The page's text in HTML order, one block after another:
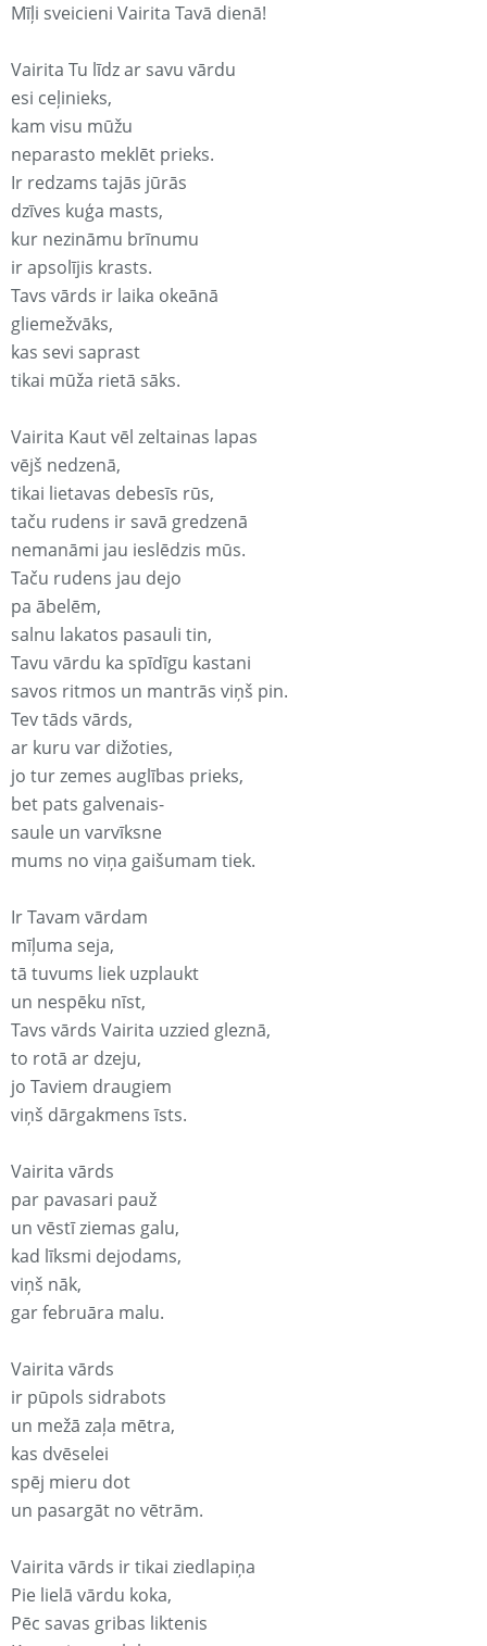
Mīļi sveicieni Vairita Tavā dienā!
Vairita Tu līdz ar savu vārdu
esi ceļinieks,
kam visu mūžu
neparasto meklēt prieks.
Ir redzams tajās jūrās
dzīves kuģa masts,
kur nezināmu brīnumu
ir apsolījis krasts.
Tavs vārds ir laika okeānā
gliemežvāks,
kas sevi saprast
tikai mūža rietā sāks.
Vairita Kaut vēl zeltainas lapas
vējš nedzenā,
tikai lietavas debesīs rūs,
taču rudens ir savā gredzenā
nemanāmi jau ieslēdzis mūs.
Taču rudens jau dejo
pa ābelēm,
salnu lakatos pasauli tin,
Tavu vārdu ka spīdīgu kastani
savos ritmos un mantrās viņš pin.
Tev tāds vārds,
ar kuru var dižoties,
jo tur zemes auglības prieks,
bet pats galvenais-
saule un varvīksne
mums no viņa gaišumam tiek.
Ir Tavam vārdam
mīļuma seja,
tā tuvums liek uzplaukt
un nespēku nīst,
Tavs vārds Vairita uzzied gleznā,
to rotā ar dzeju,
jo Taviem draugiem
viņš dārgakmens īsts.
Vairita vārds
par pavasari pauž
un vēstī ziemas galu,
kad līksmi dejodams,
viņš nāk,
gar februāra malu.
Vairita vārds
ir pūpols sidrabots
un mežā zaļa mētra,
kas dvēselei
spēj mieru dot
un pasargāt no vētrām.
Vairita vārds ir tikai ziedlapiņa
Pie lielā vārdu koka,
Pēc savas gribas liktenis